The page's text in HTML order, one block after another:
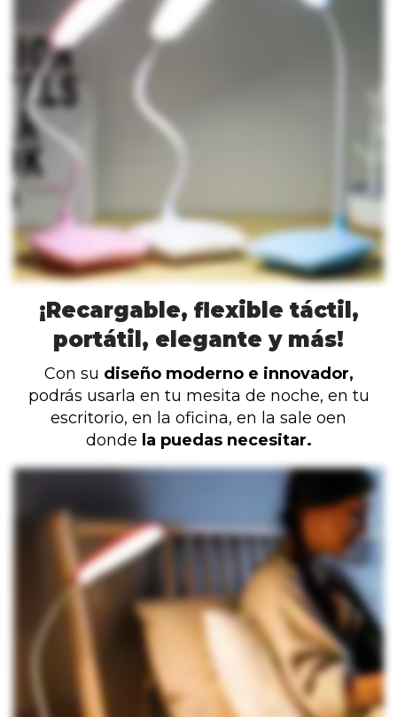
¡Recargable, flexible táctil,
portátil, elegante y más!
Con su diseño moderno e innovador,
podrás usarla en tu mesita de noche, en tu
escritorio, en la oficina, en la sale oen
donde la puedas necesitar.